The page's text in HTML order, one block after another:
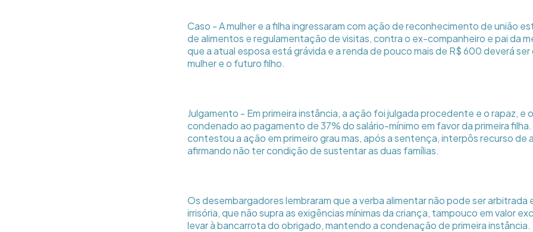
Caso - A mulher e a filha ingressaram com ação de reconhecimento de união
de alimentos e regulamentação de visitas, contra o ex-companheiro e pai da
que a atual esposa está grávida e a renda de pouco mais de R$ 600 deverá
mulher e o futuro filho.
Julgamento - Em primeira instância, a ação foi julgada procedente e o rapaz, e
condenado ao pagamento de 37% do salário-mínimo em favor da primeira filha.
contestou a ação em primeiro grau mas, após a sentença, interpôs recurso de
afirmando não ter condição de sustentar as duas famílias.
Os desembargadores lembraram que a verba alimentar não pode ser arbitrada
irrisória, que não supra as exigências mínimas da criança, tampouco em valor
levar à bancarrota do obrigado, mantendo a condenação de primeira instância.